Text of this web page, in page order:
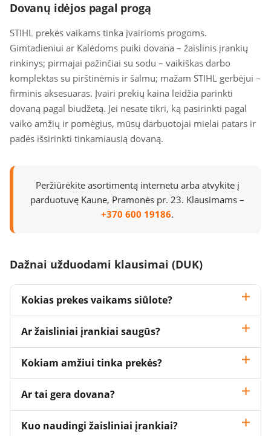
Dovanų idėjos pagal progą
STIHL prekės vaikams tinka įvairioms progoms.
Gimtadieniui ar Kalėdoms puiki dovana – žaislinis įrankių
rinkinys; pirmajai pažinčiai su sodu – vaikiškas darbo
komplektas su pirštinėmis ir šalmu; mažam STIHL gerbėjui –
firminis aksesuaras. Įvairi prekių kaina leidžia parinkti
dovaną pagal biudžetą. Jei nesate tikri, ką pasirinkti pagal
vaiko amžių ir pomėgius, mūsų darbuotojai mielai patars ir
padės išsirinkti tinkamiausią dovaną.
Peržiūrėkite asortimentą internetu arba atvykite į
parduotuvę Kaune, Pramonės pr. 23. Klausimams –
+370 600 19186.
Dažnai užduodami klausimai (DUK)
Kokias prekes vaikams siūlote?
Ar žaisliniai įrankiai saugūs?
Kokiam amžiui tinka prekės?
Ar tai gera dovana?
Kuo naudingi žaisliniai įrankiai?